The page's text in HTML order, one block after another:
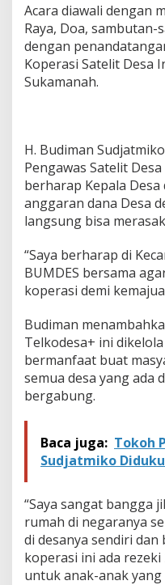
Acara diawali dengan
Raya, Doa,
dengan
Koperasi Satelit Desa
Sukamanah.
H. Budiman
Pengawas Satelit
berharap Kepala
anggaran dana Desa
langsung bisa
“Saya berharap di
BUMDES bersama
koperasi demi
Budiman
Telkodesa+ ini
bermanfaat buat
semua desa yang ada
bergabung.
Baca juga: Tokoh
Sudjatmiko
“Saya sangat bangga
rumah di negaranya
di desanya sendiri
koperasi ini ada
untuk anak-anak